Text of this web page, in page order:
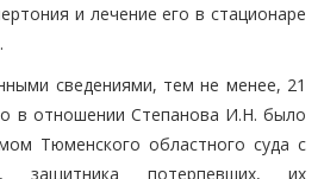
и лечение его в стационаре
сведениями, тем не менее, 21
в отношении Степанова И.Н. было
Тюменского областного суда с
защитника потерпевших, их